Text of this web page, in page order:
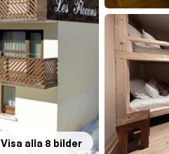
Visa alla 8 bilder